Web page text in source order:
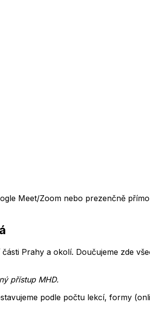
Meet/Zoom nebo prezenčně
Prahy a okolí. Doučujeme zde
přístup MHD.
podle počtu lekcí, formy